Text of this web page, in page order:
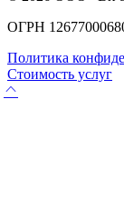
ОГРН
Политика
Стоимость услуг